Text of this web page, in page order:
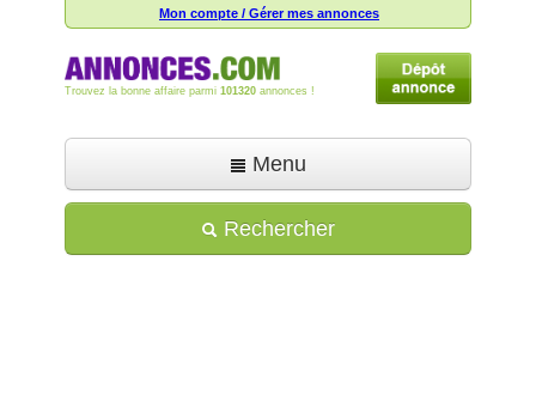
Mon compte / Gérer mes annonces
Trouvez la bonne affaire parmi 101320 annonces !
Menu
Déposer une annonce
Rechercher